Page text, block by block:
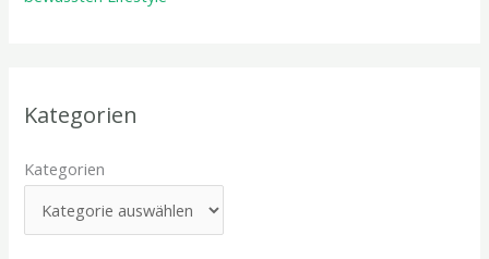
Kategorien
Kategorien